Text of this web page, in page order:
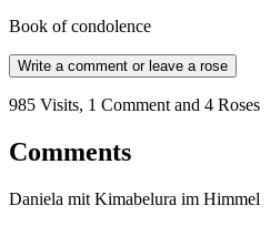
Book of condolence
Write a comment or leave a rose
985 Visits, 1 Comment and 4 Roses
Comments
Daniela mit Kimabelura im Himmel